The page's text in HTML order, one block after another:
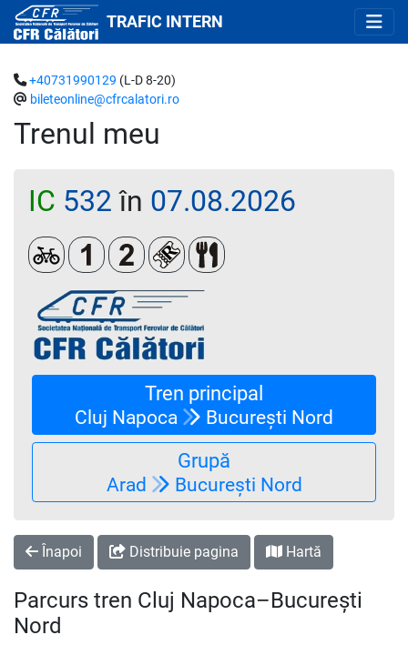
TRAFIC INTERN
Trenul meu
+40731990129 (L-D 8-20)
bileteonline@cfrcalatori.ro
IC 532 în 07.08.2026
BicicleteClasa 1Clasa a 2-aLoc rezervat (biletul se emite
Restaurant/ Bar
Tren principal
Cluj Napoca București Nord
Grupă
Arad București Nord
Înapoi Distribuie pagina Hartă
Parcurs tren Cluj Napoca–București
Nord